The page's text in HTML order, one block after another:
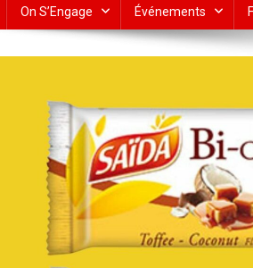
On S’Engage Événements